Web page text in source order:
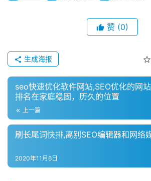
赞 (0)
生成海报
seo快速优化软件网站,SEO优化的网
排名在家庭稳固，历久的位置
上一篇
刷长尾词快排,离别SEO编辑器和网络
2020年11月6日